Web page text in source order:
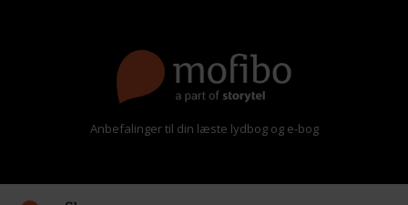
Anbefalinger til din læste lydbog og e-bog